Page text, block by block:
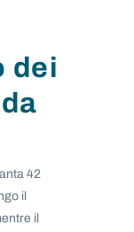
dei
42
il
il